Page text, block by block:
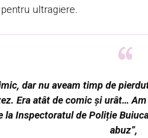
ultragiere.
dar nu aveam timp de
Era atât de comic și urât…
Inspectoratul de Poliție
abuz”,